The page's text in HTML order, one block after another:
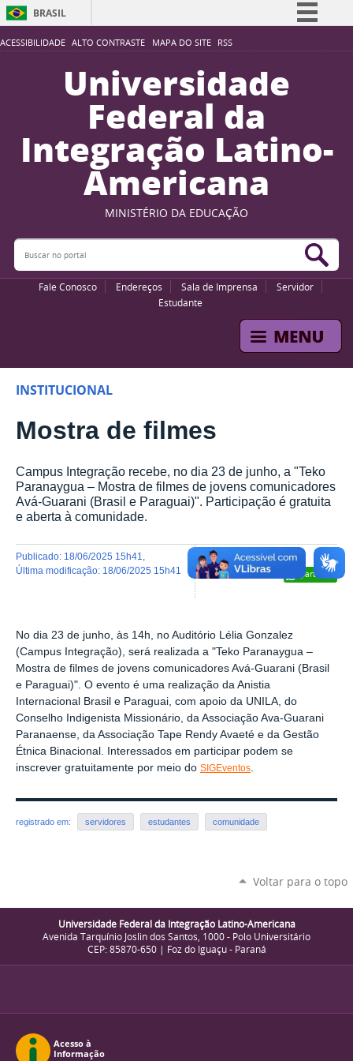
ACESSIBILIDADE ALTO CONTRASTE MAPA DO SITE RSS
BRASIL
Simplifique!
Participe
Acesso à informação
Legislação
Canais
Universidade
Federal da
Integração Latino-
Americana
MINISTÉRIO DA EDUCAÇÃO
Buscar no portal
Fale Conosco Endereços Sala de Imprensa
Servidor
Estudante
INSTITUCIONAL
Mostra de filmes
Campus Integração recebe, no dia 23 de junho, a "Teko
Paranaygua – Mostra de filmes de jovens comunicadores
Avá-Guarani (Brasil e Paraguai)". Participação é gratuita
e aberta à comunidade.
Compartilhar
publicado: 18/06/2025 15h41
última modificação: 18/06/2025 15h41
No dia 23 de junho, às 14h, no Auditório Lélia Gonzalez
(Campus Integração), será realizada a "Teko Paranaygua –
Mostra de filmes de jovens comunicadores Avá-Guarani (Brasil
e Paraguai)". O evento é uma realização da Anistia
Internacional Brasil e Paraguai, com apoio da UNILA, do
Conselho Indigenista Missionário, da Associação Ava-Guarani
Paranaense, da Associação Tape Rendy Avaeté e da Gestão
Étnica Binacional. Interessados em participar podem se
inscrever gratuitamente por meio do SIGEventos
registrado em: servidores estudantes comunidade
Voltar para o topo
Universidade Federal da Integração Latino-Americana
Avenida Tarquínio Joslin dos Santos, 1000 - Polo Universitário
CEP: 85870-650 | Foz do Iguaçu - Paraná